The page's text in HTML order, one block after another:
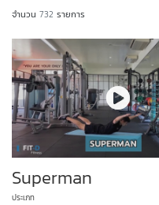
จำนวน 732 รายการ
Superman
ประเภท